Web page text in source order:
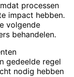
processen
impact hebben.
volgende
behandelen.
gedeelde regel
nodig hebben